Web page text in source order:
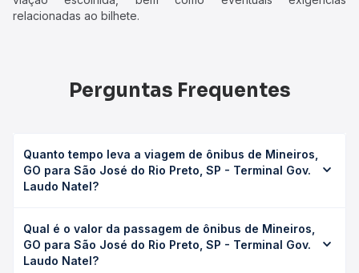
relacionadas ao bilhete.
Perguntas Frequentes
Quanto tempo leva a viagem de ônibus de Mineiros,
GO para São José do Rio Preto, SP - Terminal Gov.
Laudo Natel?
Preto, SP - Terminal Gov. Laudo Natel leva em média 12h
20min, podendo variar conforme a viação, o tipo de
serviço (convencional, executivo ou leito) e as condições
Qual é o valor da passagem de ônibus de Mineiros,
GO para São José do Rio Preto, SP - Terminal Gov.
Laudo Natel?